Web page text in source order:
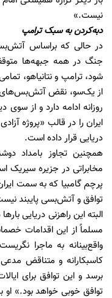
نیست.»
دبه‌کردن به سبک ترامپ
در حالی که براساس
جنگ در همه جبهه‌ها
شود، ترامپ و نتانیاهو،
از یک‌سو، نقض آتش‌بس‌های
روزانه ادامه دارد و از سوی
ایران را در قالب «پروژه
دریایی قرار داده است.
همچنین تجاوز بامداد
مخابراتی در جزیره سیریک
پرچم گامبیا که به سمت
توافق و آتش‌بسی پایبند
البته این راهزنی دریایی
مسلماً از این اقدامات
واقع‌بینانه به ماجرا
کاسبکارانه و متناقض
برسد و این توافق برای
توافق خوبی خواهد بود.» او